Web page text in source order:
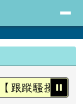
【跟蹤騷擾防治